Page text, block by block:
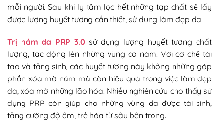
mỗi người. Sau khi ly tâm lọc hết những tạp chất sẽ lấy
được lượng huyết tương cần thiết, sử dụng làm đẹp da
Trị nám da PRP 3.0sử dụng lượng huyết tương chất
lượng, tác động lên những vùng có nám. Với cơ chế tái
tạo và tăng sinh, các huyết tương này không những góp
phần xóa mờ nám mà còn hiệu quả trong việc làm đẹp
da, xóa mờ những lão hóa. Nhiều nghiên cứu cho thấy sử
dụng PRP còn giúp cho những vùng da được tái sinh,
tăng cường độ ẩm, trẻ hóa từ sâu bên trong.